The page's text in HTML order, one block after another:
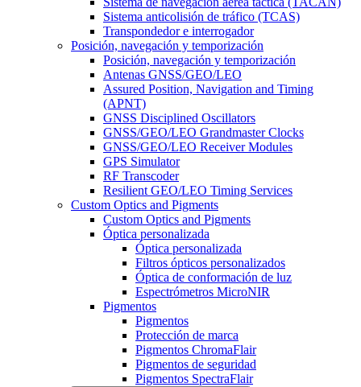
Sistema anticolisión de tráfico (TCAS)
Transpondedor e interrogador
Posición, navegación y temporización
Posición, navegación y temporización
Antenas GNSS/GEO/LEO
Assured Position, Navigation and Timing
(APNT)
GNSS Disciplined Oscillators
GNSS/GEO/LEO Grandmaster Clocks
GNSS/GEO/LEO Receiver Modules
GPS Simulator
RF Transcoder
Resilient GEO/LEO Timing Services
Custom Optics and Pigments
Custom Optics and Pigments
Óptica personalizada
Óptica personalizada
Filtros ópticos personalizados
Óptica de conformación de luz
Espectrómetros MicroNIR
Pigmentos
Pigmentos
Protección de marca
Pigmentos ChromaFlair
Pigmentos de seguridad
Pigmentos SpectraFlair